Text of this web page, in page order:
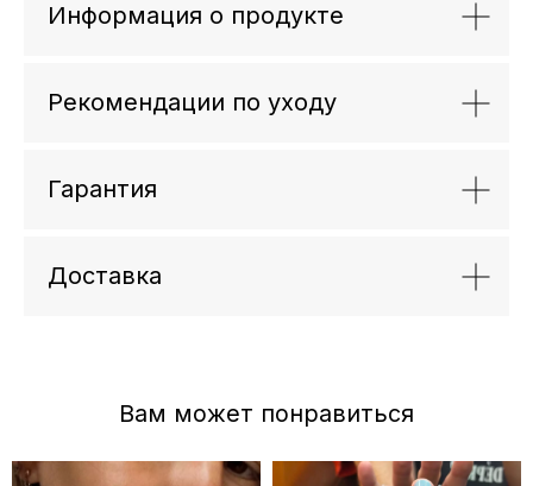
Информация о продукте
Рекомендации по уходу
Гарантия
Доставка